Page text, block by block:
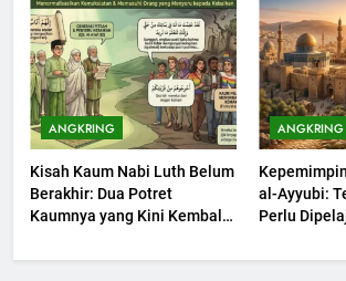
ANGKRING
Kisah Kaum Nabi Luth Belum
Berakhir: Dua Potret
Kaumnya yang Kini Kembali
ANGKRING
al-Ayyubi:
Perlu
(2)
KHUTBAH
1
Khutbah Jumat:
Dengki Tak Akan
Berjaya?
KHUTBAH
Khutbah Jumat: